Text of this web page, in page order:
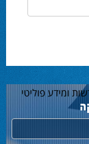
ומידע פוליטי